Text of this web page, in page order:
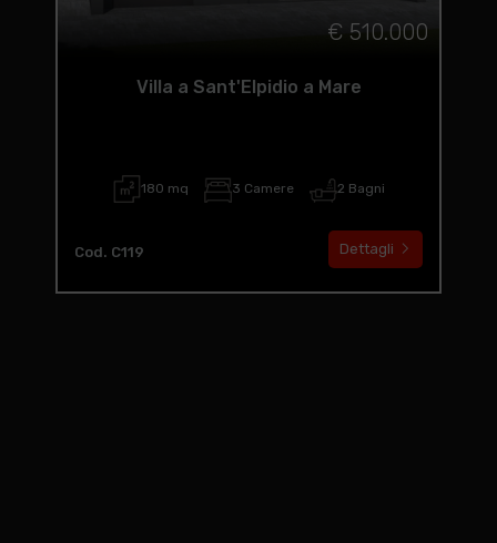
€ 510.000
Villa a Sant'Elpidio a Mare
180 mq 3 Camere 2 Bagni
Cod. C119 Dettagli